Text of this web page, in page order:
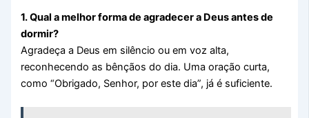
1. Qual a melhor forma de agradecer a Deus antes de
dormir?
Agradeça a Deus em silêncio ou em voz alta,
reconhecendo as bênçãos do dia. Uma oração curta,
como “Obrigado, Senhor, por este dia”, já é suficiente.